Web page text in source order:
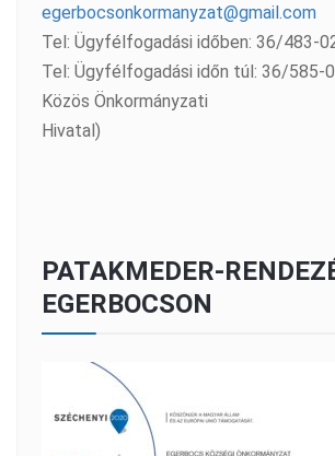
egerbocsonkormanyzat@gmail.com
Tel: Ügyfélfogadási időben: 36/483-
Tel: Ügyfélfogadási időn túl: 36/585-
Közös Önkormányzati
Hivatal)
PATAKMEDER-
EGERBOCSON